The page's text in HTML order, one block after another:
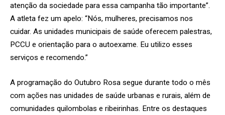
atenção da sociedade para essa campanha tão importante”.
A atleta fez um apelo: “Nós, mulheres, precisamos nos
cuidar. As unidades municipais de saúde oferecem palestras,
PCCU e orientação para o autoexame. Eu utilizo esses
serviços e recomendo.”
A programação do Outubro Rosa segue durante todo o mês
com ações nas unidades de saúde urbanas e rurais, além de
comunidades quilombolas e ribeirinhas. Entre os destaques